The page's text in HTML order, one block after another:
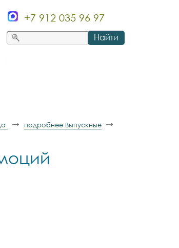
Найти
+7 912 035 96 97
подробнее Выпускные